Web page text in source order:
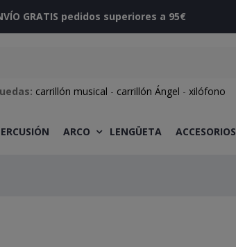
GRATIS pedidos superiores a 95€
carrillón musical - carrillón Ángel - xilófono
ARCO LENGÜETA ACCESORIOS